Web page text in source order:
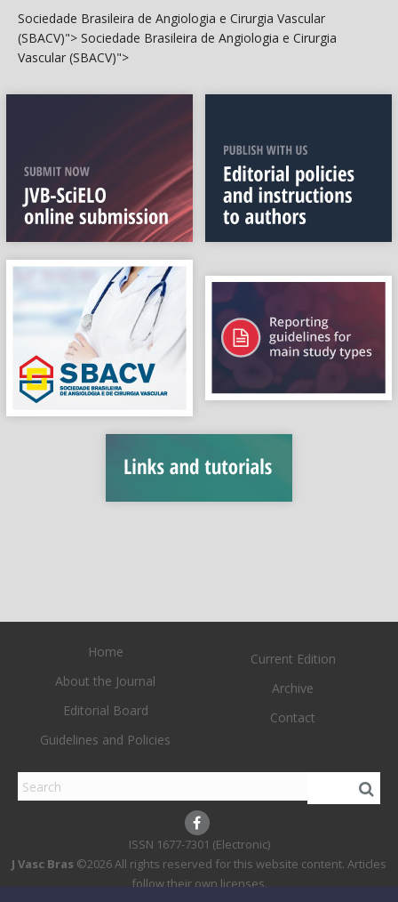
Sociedade Brasileira de Angiologia e Cirurgia Vascular
(SBACV)"> Sociedade Brasileira de Angiologia e Cirurgia
Vascular (SBACV)">
Home
About the Journal
Editorial Board
Guidelines and Policies
Current Edition
Archive
Contact
1677-7301 (Electronic)
J Vasc Bras ©2026 All rights reserved for this website content. Articles
follow their own licenses.